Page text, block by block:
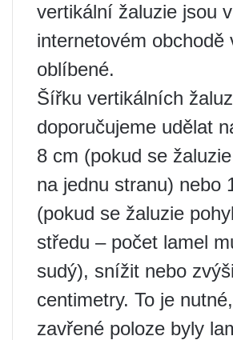
vertikální žaluzie jsou
internetovém obchodě
oblíbené.
Šířku vertikálních
doporučujeme udělat
8 cm (pokud se
na jednu stranu) nebo
(pokud se žaluzie
středu – počet lamel
sudý), snížit nebo
centimetry. To je
zavřené poloze byly